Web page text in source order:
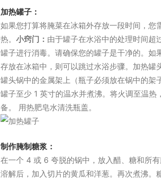
加热罐子：
如果您打算将腌菜在冰箱外存放一段时间，您
热。小窍门： 由于罐子在水浴中的处理时间超
罐子进行消毒。请确保您的罐子是干净的。如
存放在冰箱中，则可以跳过水浴步骤。加热罐
罐头锅中的金属架上（瓶子必须放在锅中的架
罐子至少 1 英寸的温水并煮沸。将火调至温
备。 用热肥皂水清洗瓶盖。
制作腌制糖浆：
在一个 4 或 6 夸脱的锅中，放入醋、糖和所
溶解后，加入切片的黄瓜和洋葱。再次煮沸。